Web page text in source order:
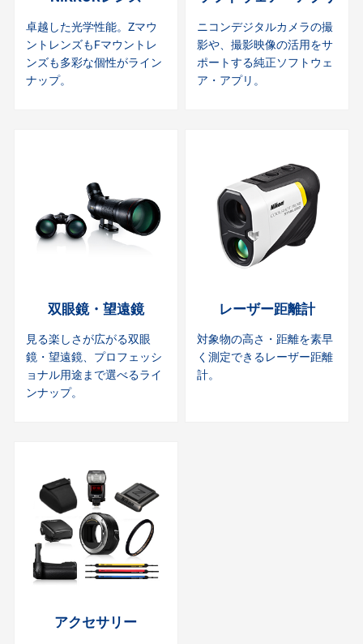
卓越した光学性能。Zマウ
ントレンズもFマウントレ
ンズも多彩な個性がライン
ナップ。
ニコンデジタルカメラの撮
影や、撮影映像の活用をサ
ポートする純正ソフトウェ
ア・アプリ。
双眼鏡・望遠鏡
見る楽しさが広がる双眼
鏡・望遠鏡、プロフェッシ
ョナル用途まで選べるライ
ンナップ。
レーザー距離計
対象物の高さ・距離を素早
く測定できるレーザー距離
計。
アクセサリー